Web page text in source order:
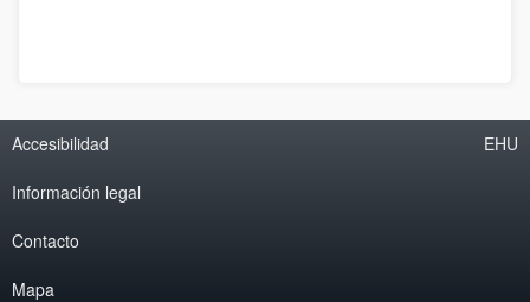
Accesibilidad
Información legal
Contacto
Mapa
EHU